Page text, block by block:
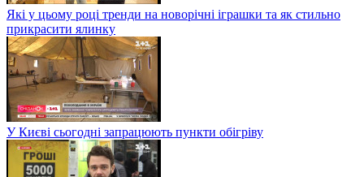
Які у цьому році тренди на новорічні іграшки та як стильно
прикрасити ялинку
У Києві сьогодні запрацюють пункти обігріву